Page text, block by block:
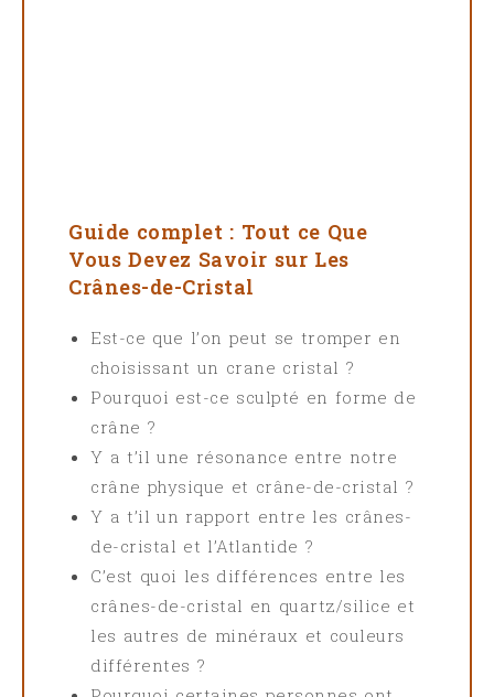
Guide complet : Tout ce Que
Vous Devez Savoir sur Les
Crânes-de-Cristal
Est-ce que l’on peut se tromper en
choisissant un crane cristal ?
Pourquoi est-ce sculpté en forme de
crâne ?
Y a t’il une résonance entre notre
crâne physique et crâne-de-cristal ?
Y a t’il un rapport entre les crânes-
de-cristal et l’Atlantide ?
C’est quoi les différences entre les
crânes-de-cristal en quartz/silice et
les autres de minéraux et couleurs
différentes ?